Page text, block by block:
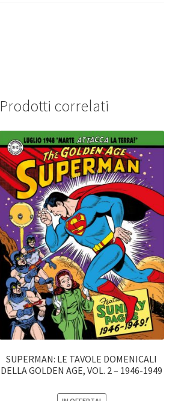
Prodotti correlati
SUPERMAN: LE TAVOLE DOMENICALI
DELLA GOLDEN AGE, VOL. 2 – 1946-1949